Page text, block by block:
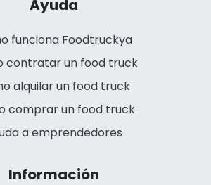
Ayuda
funciona Foodtruckya
contratar un food truck
alquilar un food truck
comprar un food truck
a emprendedores
Información